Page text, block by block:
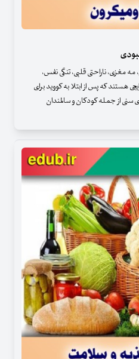
مغزی، ناراحتی قلبی، تنگی نفس،
هستند که پس از ابتلا به کووید برای
سنی از جمله کودکان و سالمندان